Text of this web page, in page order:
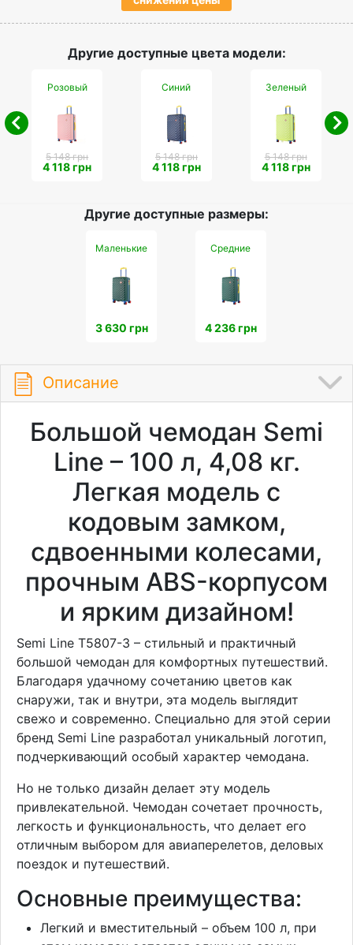
Другие доступные цвета модели:
Розовый
5 148 грн
4 118 грн
Синий
5 148 грн
4 118 грн
Зеленый
5 148 грн
4 118 грн
Другие доступные размеры:
Маленькие
3 630 грн
Средние
4 236 грн
Описание
Большой чемодан Semi
Line – 100 л, 4,08 кг.
Легкая модель с
кодовым замком,
сдвоенными колесами,
прочным ABS-корпусом
и ярким дизайном!
Semi Line T5807-3 – стильный и практичный
большой чемодан для комфортных путешествий.
Благодаря удачному сочетанию цветов как
снаружи, так и внутри, эта модель выглядит
свежо и современно. Специально для этой серии
бренд Semi Line разработал уникальный логотип,
подчеркивающий особый характер чемодана.
Но не только дизайн делает эту модель
привлекательной. Чемодан сочетает прочность,
легкость и функциональность, что делает его
отличным выбором для авиаперелетов, деловых
поездок и путешествий.
Основные преимущества:
Легкий и вместительный – объем 100 л, при